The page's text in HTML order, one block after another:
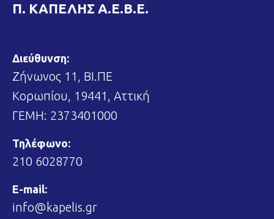
Π. ΚΑΠΕΛΗΣ Α.Ε.Β.Ε.
Διεύθυνση:
Ζήνωνος 11, ΒΙ.ΠΕ
Κορωπίου, 19441, Αττική
ΓΕΜΗ: 2373401000
Τηλέφωνο:
210 6028770
E-mail:
info@kapelis.gr